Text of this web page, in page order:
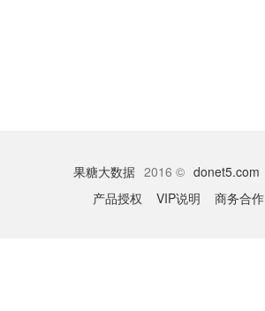
果糖大数据 2016 © donet5.com
产品授权
VIP说明 商务合作